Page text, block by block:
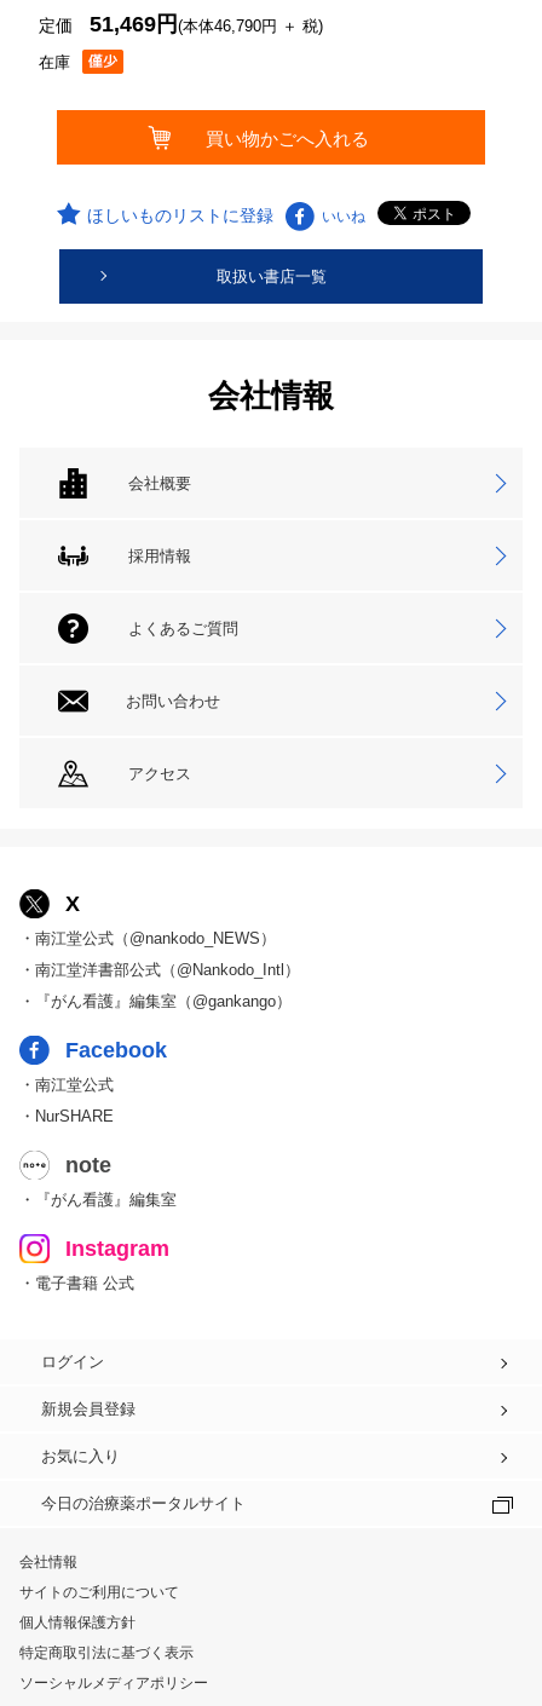
在庫
定価51,469円(本体46,790円 ＋ 税)
ほしいものリストに登録 いいね
取扱い書店一覧
会社情報
会社概要
採用情報
よくあるご質問
お問い合わせ
アクセス
X
・南江堂公式（@nankodo_NEWS）
・南江堂洋書部公式（@Nankodo_Intl）
・『がん看護』編集室（@gankango）
Facebook
・南江堂公式
・NurSHARE
note
・『がん看護』編集室
Instagram
・電子書籍 公式
ログイン
新規会員登録
お気に入り
今日の治療薬ポータルサイト
会社情報
サイトのご利用について
個人情報保護方針
特定商取引法に基づく表示
ソーシャルメディアポリシー